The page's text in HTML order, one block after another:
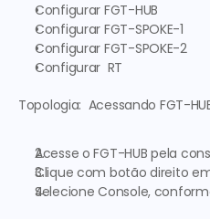
Configurar FGT-HUB
Configurar FGT-SPOKE-1
Configurar FGT-SPOKE-2
Configurar  RT
Topologia: Acessando FGT-
Acesse o FGT-HUB pela
Clique com botão direito
Selecione Console,